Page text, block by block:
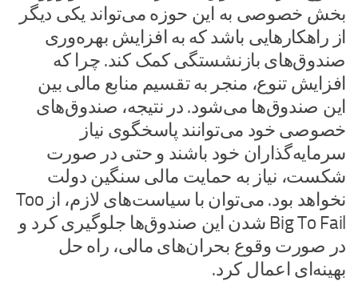
بخش خصوصی به این حوزه می‌تواند یکی دیگر
از راهکارهایی باشد که به افزایش بهره‌وری
صندوق‌های بازنشستگی کمک کند. چرا که
افزایش تنوع، منجر به تقسیم منابع مالی بین
این صندوق‌ها می‌شود. در نتیجه، صندوق‌های
خصوصی خود می‌توانند پاسخگوی نیاز
سرمایه‌گذاران خود باشند و حتی در صورت
شکست، نیاز به حمایت مالی سنگین دولت
نخواهد بود. می‌توان با سیاست‌های لازم، از Too
Big To Fail شدن این صندوق‌ها جلوگیری کرد و
در صورت وقوع بحران‌های مالی، راه حل
بهینه‌ای اعمال کرد.